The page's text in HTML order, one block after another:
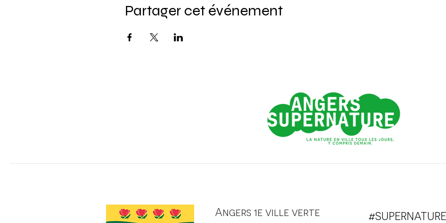
Partager cet événement
Angers 1e ville verte